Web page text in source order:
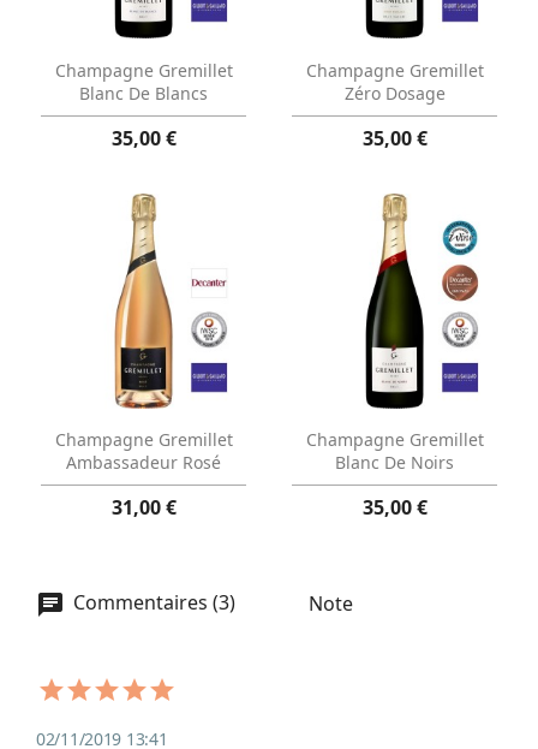
Aperçu rapide
Champagne Gremillet
Blanc De Blancs
35,00 €
Aperçu rapide
Champagne Gremillet
Zéro Dosage
35,00 €
Aperçu rapide
Champagne Gremillet
Ambassadeur Rosé
31,00 €
Aperçu rapide
Champagne Gremillet
Blanc De Noirs
35,00 €
Commentaires (3) Note
02/11/2019 13:41